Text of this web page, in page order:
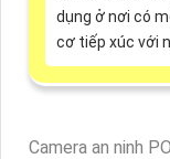
dụng ở nơi có
cơ tiếp xúc với
Camera an ninh